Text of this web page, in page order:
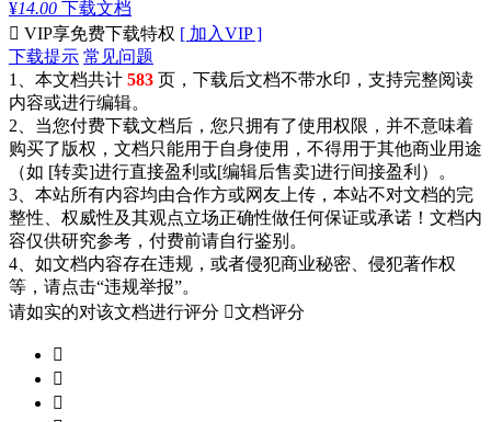
¥14.00 下载文档
 VIP享免费下载特权 [ 加入VIP ]
下载提示 常见问题
1、本文档共计 583 页，下载后文档不带水印，支持完整阅读
内容或进行编辑。
2、当您付费下载文档后，您只拥有了使用权限，并不意味着
购买了版权，文档只能用于自身使用，不得用于其他商业用途
（如 [转卖]进行直接盈利或[编辑后售卖]进行间接盈利）。
3、本站所有内容均由合作方或网友上传，本站不对文档的完
整性、权威性及其观点立场正确性做任何保证或承诺！文档内
容仅供研究参考，付费前请自行鉴别。
4、如文档内容存在违规，或者侵犯商业秘密、侵犯著作权
等，请点击“违规举报”。
请如实的对该文档进行评分 文档评分


